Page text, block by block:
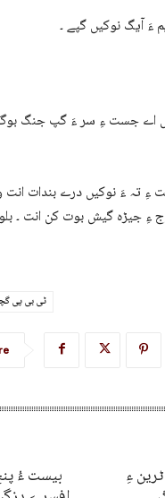
ءَ آیگ نوکیں گپے ۔
اے جست ءِ سر ءَ گپ جنگ بوگ
تہ ءَ نوکیں درے بندات انت
ءِ جیڑہ گیش بوت کن انت ۔
ٹی بی پی
بیست ءُ ءِ